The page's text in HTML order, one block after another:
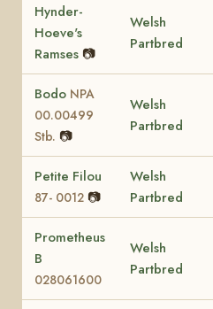
Hynder-
Hoeve's
Ramses 📷
Welsh
Partbred
Bodo NPA
00.00499
Stb. 📷
Welsh
Partbred
Petite Filou
87- 0012 📷
Welsh
Partbred
Prometheus
B
028061600
Welsh
Partbred